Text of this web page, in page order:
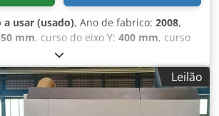
usar (usado), Ano de fabrico: 2008,
mm, curso do eixo Y: 400 mm, curso
, velocidade do fuso (máx.):
4, Esta Brother TC-32BN QT de 4 eixos foi
com um sistema de controlo Brother
X de 550 mm, um curso do eixo Y de
do eixo Z de 415 mm. Possui taxas de
Leilão